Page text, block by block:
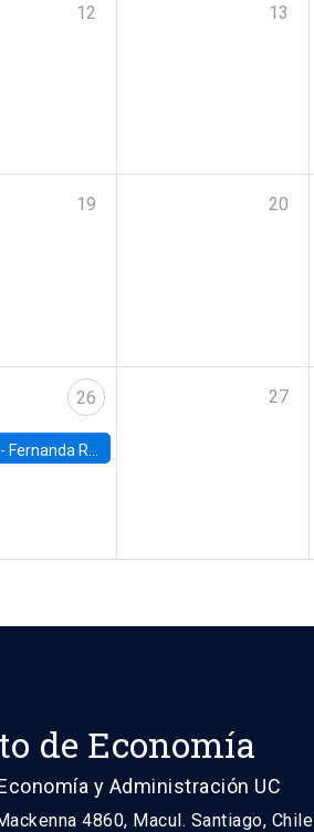
12 13
19 20
26
Fernanda Rojas Ampuero, University of Wisconsin-Madison
27
de Economía
y Administración UC
4860, Macul. Santiago, Chile